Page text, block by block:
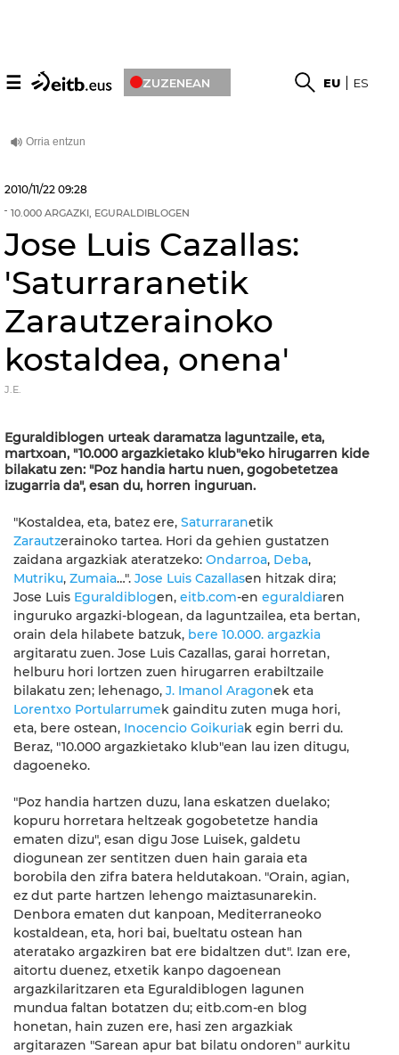
☰ ZUZENEAN EU ES
2010/11/22 09:28
10.000 ARGAZKI, EGURALDIBLOGEN
Jose Luis Cazallas:
'Saturraranetik
Zarautzerainoko
kostaldea, onena'
J.E.
Eguraldiblogen urteak daramatza laguntzaile, eta,
martxoan, "10.000 argazkietako klub"eko hirugarren kide
bilakatu zen: "Poz handia hartu nuen, gogobetetzea
izugarria da", esan du, horren inguruan.
"Kostaldea, eta, batez ere, Saturraranetik
Zarautzerainoko tartea. Hori da gehien gustatzen
zaidana argazkiak ateratzeko: Ondarroa, Deba,
Mutriku, Zumaia…". Jose Luis Cazallasen hitzak dira;
Jose Luis Eguraldiblogen, eitb.com-en eguraldiaren
inguruko argazki-blogean, da laguntzailea, eta bertan,
orain dela hilabete batzuk, bere 10.000. argazkia
argitaratu zuen. Jose Luis Cazallas, garai horretan,
helburu hori lortzen zuen hirugarren erabiltzaile
bilakatu zen; lehenago, J. Imanol Aragonek eta
Lorentxo Portularrumek gainditu zuten muga hori,
eta, bere ostean, Inocencio Goikuriak egin berri du.
Beraz, "10.000 argazkietako klub"ean lau izen ditugu,
dagoeneko.
"Poz handia hartzen duzu, lana eskatzen duelako;
kopuru horretara heltzeak gogobetetze handia
ematen dizu", esan digu Jose Luisek, galdetu
diogunean zer sentitzen duen hain garaia eta
borobila den zifra batera heldutakoan. "Orain, agian,
ez dut parte hartzen lehengo maiztasunarekin.
Denbora ematen dut kanpoan, Mediterraneoko
kostaldean, eta, hori bai, bueltatu ostean han
ateratako argazkiren bat ere bidaltzen dut". Izan ere,
aitortu duenez, etxetik kanpo dagoenean
argazkilaritzaren eta Eguraldiblogen lagunen
mundua faltan botatzen du; eitb.com-en blog
honetan, hain zuzen ere, hasi zen argazkiak
argitarazen "Sarean apur bat bilatu ondoren" aurkitu